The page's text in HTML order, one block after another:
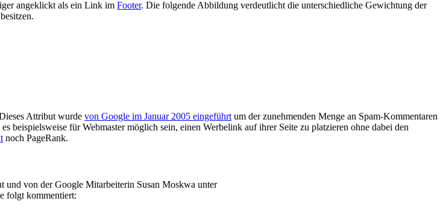
angeklickt als ein Link im Footer. Die folgende Abbildung verdeutlicht die unterschiedliche Gewichtung der
Attribut wurde von Google im Januar 2005 eingeführt um der zunehmenden Menge an Spam-Kommentaren
für Webmaster möglich sein, einen Werbelink auf ihrer Seite zu platzieren ohne dabei den
noch PageRank.
und von der Google Mitarbeiterin Susan Moskwa unter
folgt kommentiert: